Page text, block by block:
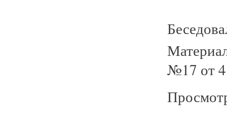
№17 от 4